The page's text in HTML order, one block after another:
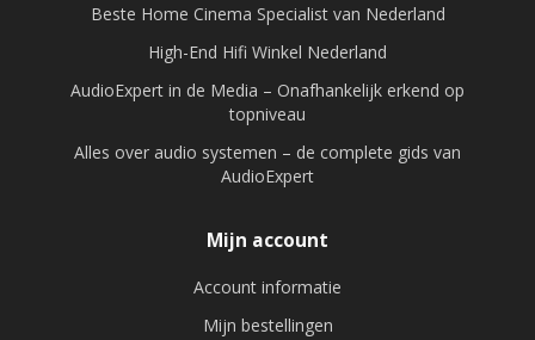
Beste Home Cinema Specialist van Nederland
High-End Hifi Winkel Nederland
AudioExpert in de Media – Onafhankelijk erkend op
topniveau
Alles over audio systemen – de complete gids van
AudioExpert
Mijn account
Account informatie
Mijn bestellingen